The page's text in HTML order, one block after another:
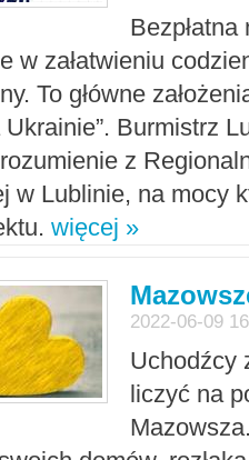
w załatwieniu
To główne
Burmistrz
z
w Lublinie, na mocy
więcej »
2022-06-09
Uchodźcy
liczyć na